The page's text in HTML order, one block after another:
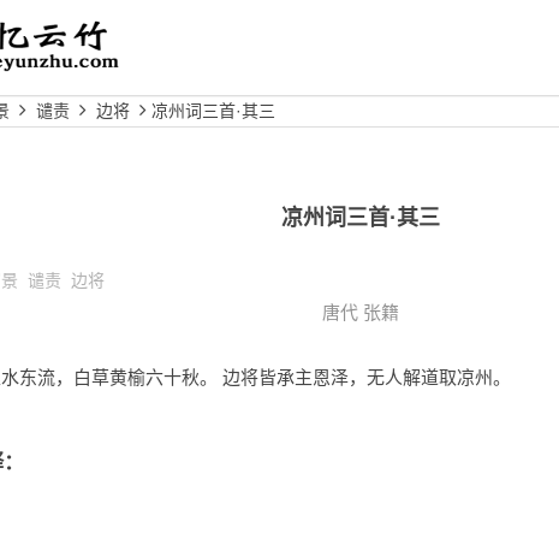
谴责 边将 凉州词三首·其三
凉州词三首·其三
谴责 边将
唐代 张籍
东流，白草黄榆六十秋。 边将皆承主恩泽，无人解道取凉州。